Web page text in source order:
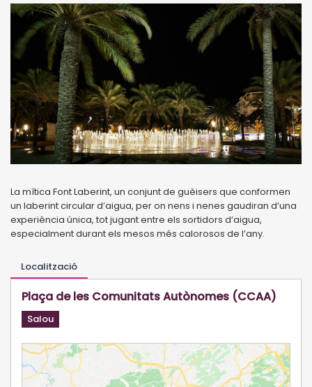
La mítica Font Laberint, un conjunt de guèisers que conformen
un laberint circular d’aigua, per on nens i nenes gaudiran d’una
experiència única, tot jugant entre els sortidors d’aigua,
especialment durant els mesos més calorosos de l’any.
Localització
Plaça de les Comunitats Autònomes (CCAA)
Salou